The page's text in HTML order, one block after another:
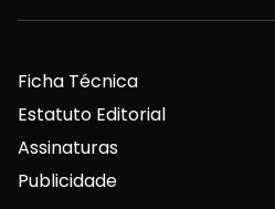
Ficha Técnica
Estatuto Editorial
Assinaturas
Publicidade